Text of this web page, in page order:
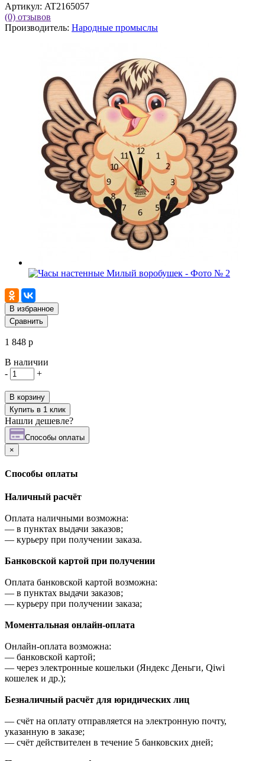
Артикул: AT2165057
(0) отзывов
Производитель: Народные промыслы
В избранное
Сравнить
1 848 р
В наличии
-
+
В корзину
Купить в 1 клик
Нашли дешевле?
Cпособы оплаты
×
Cпособы оплаты
Наличный расчёт
Оплата наличными возможна:
— в пунктах выдачи заказов;
— курьеру при получении заказа.
Банковской картой при получении
Оплата банковской картой возможна:
— в пунктах выдачи заказов;
— курьеру при получении заказа;
Моментальная онлайн-оплата
Онлайн-оплата возможна:
— банковской картой;
— через электронные кошельки (Яндекс Деньги, Qiwi
кошелек и др.);
Безналичный расчёт для юридических лиц
— счёт на оплату отправляется на электронную почту,
указанную в заказе;
— счёт действителен в течение 5 банковских дней;